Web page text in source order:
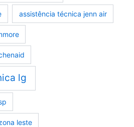
assistência técnica jenn air
lg
leste